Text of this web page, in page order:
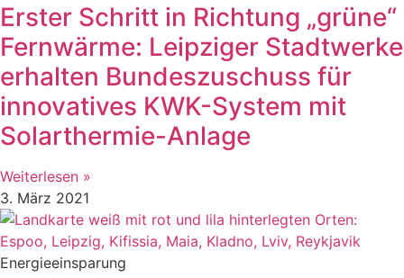
Erster Schritt in Richtung „grüne“
Fernwärme: Leipziger Stadtwerke
erhalten Bundeszuschuss für
innovatives KWK-System mit
Solarthermie-Anlage
Weiterlesen »
3. März 2021
Energieeinsparung